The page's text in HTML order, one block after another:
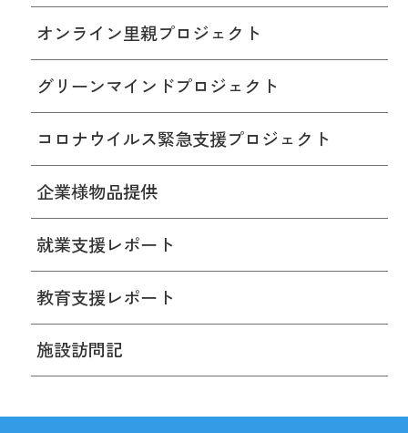
オンライン里親プロジェクト
グリーンマインドプロジェクト
コロナウイルス緊急支援プロジェクト
企業様物品提供
就業支援レポート
教育支援レポート
施設訪問記